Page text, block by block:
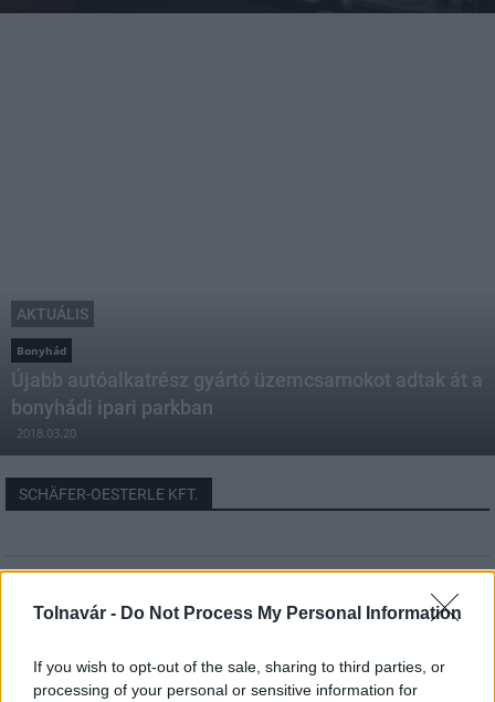
Tolnavár - Do Not Process My Personal Information
If you wish to opt-out of the sale, sharing to third parties, or
processing of your personal or sensitive information for
AKTUÁLIS
Bonyhád
Újabb autóalkatrész gyártó üzemcsarnokot adtak át a
bonyhádi ipari parkban
2018.03.20
SCHÄFER-OESTERLE KFT.
Név